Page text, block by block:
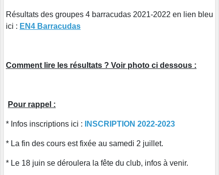
Résultats des groupes 4 barracudas 2021-2022 en lien bleu
ici : EN4 Barracudas
Comment lire les résultats ? Voir photo ci dessous :
Pour rappel :
* Infos inscriptions ici : INSCRIPTION 2022-2023
* La fin des cours est fixée au samedi 2 juillet.
* Le 18 juin se déroulera la fête du club, infos à venir.